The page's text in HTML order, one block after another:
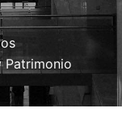
Patrimonio